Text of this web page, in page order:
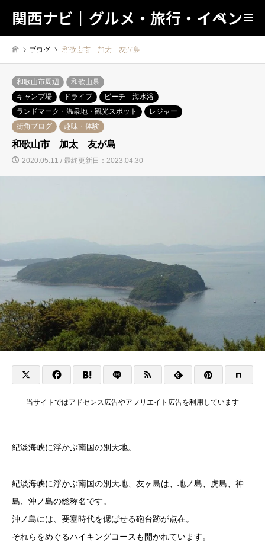
関西ナビ｜グルメ・旅行・イベン
トの地域情報の総合検索サイト！
検索
ブログ 和歌山市 加太 友が島
和歌山市周辺
和歌山県
キャンプ場
ドライブ
ビーチ 海水浴
ランドマーク・温泉地・観光スポット
レジャー
街角ブログ
趣味・体験
和歌山市 加太 友が島
2020.05.11 / 最終更新日：2023.04.30
当サイトではアドセンス広告やアフリエイト広告を利用しています
紀淡海峡に浮かぶ南国の別天地。
紀淡海峡に浮かぶ南国の別天地、友ヶ島は、地ノ島、虎島、神
島、沖ノ島の総称名です。
沖ノ島には、要塞時代を偲ばせる砲台跡が点在。
それらをめぐるハイキングコースも開かれています。